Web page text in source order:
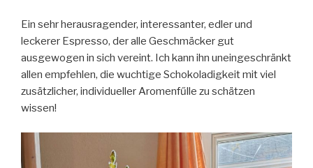
Ein sehr herausragender, interessanter, edler und
leckerer Espresso, der alle Geschmäcker gut
ausgewogen in sich vereint. Ich kann ihn uneingeschränkt
allen empfehlen, die wuchtige Schokoladigkeit mit viel
zusätzlicher, individueller Aromenfűlle zu schätzen
wissen!